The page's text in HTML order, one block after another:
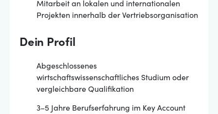
Mitarbeit an lokalen und internationalen
Projekten innerhalb der Vertriebsorganisation
Dein Profil
Abgeschlossenes
wirtschaftswissenschaftliches Studium oder
vergleichbare Qualifikation
3–5 Jahre Berufserfahrung im Key Account